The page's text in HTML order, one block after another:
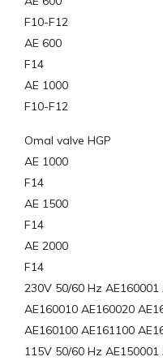
F10-F12
AE 600
F14
AE 1000
F10-F12
Omal valve HGP
AE 1000
F14
AE 1500
F14
AE 2000
F14
230V 50/60 Hz
AE160010 AE160020
AE160100 AE161100
115V 50/60 Hz